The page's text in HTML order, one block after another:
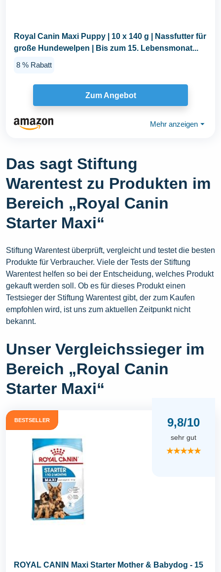
Royal Canin Maxi Puppy | 10 x 140 g | Nassfutter für
große Hundewelpen | Bis zum 15. Lebensmonat...
8 % Rabatt
Zum Angebot
Mehr anzeigen ⏷
Das sagt Stiftung
Warentest zu Produkten im
Bereich „Royal Canin
Starter Maxi“
Stiftung Warentest überprüft, vergleicht und testet die besten
Produkte für Verbraucher. Viele der Tests der Stiftung
Warentest helfen so bei der Entscheidung, welches Produkt
gekauft werden soll. Ob es für dieses Produkt einen
Testsieger der Stiftung Warentest gibt, der zum Kaufen
empfohlen wird, ist uns zum aktuellen Zeitpunkt nicht
bekannt.
Unser Vergleichssieger im
Bereich „Royal Canin
Starter Maxi“
BESTSELLER 9,8/10
sehr gut
★★★★★
ROYAL CANIN Maxi Starter Mother & Babydog - 15